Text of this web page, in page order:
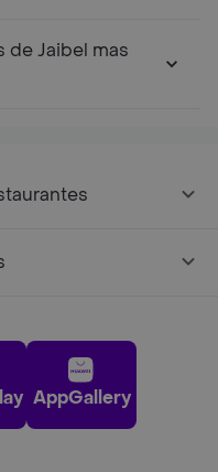
de Jaibel mas
AppGallery